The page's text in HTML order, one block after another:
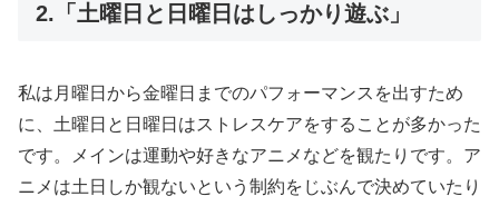
2.「土曜日と日曜日はしっかり遊ぶ」
私は月曜日から金曜日までのパフォーマンスを出すため
に、土曜日と日曜日はストレスケアをすることが多かった
です。メインは運動や好きなアニメなどを観たりです。ア
ニメは土日しか観ないという制約をじぶんで決めていたり